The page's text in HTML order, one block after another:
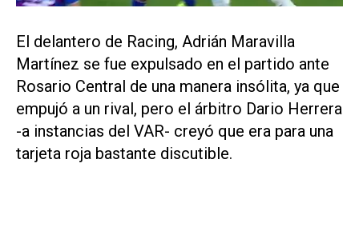
El delantero de Racing, Adrián Maravilla
Martínez se fue expulsado en el partido ante
Rosario Central de una manera insólita, ya que
empujó a un rival, pero el árbitro Dario Herrera
-a instancias del VAR- creyó que era para una
tarjeta roja bastante discutible.